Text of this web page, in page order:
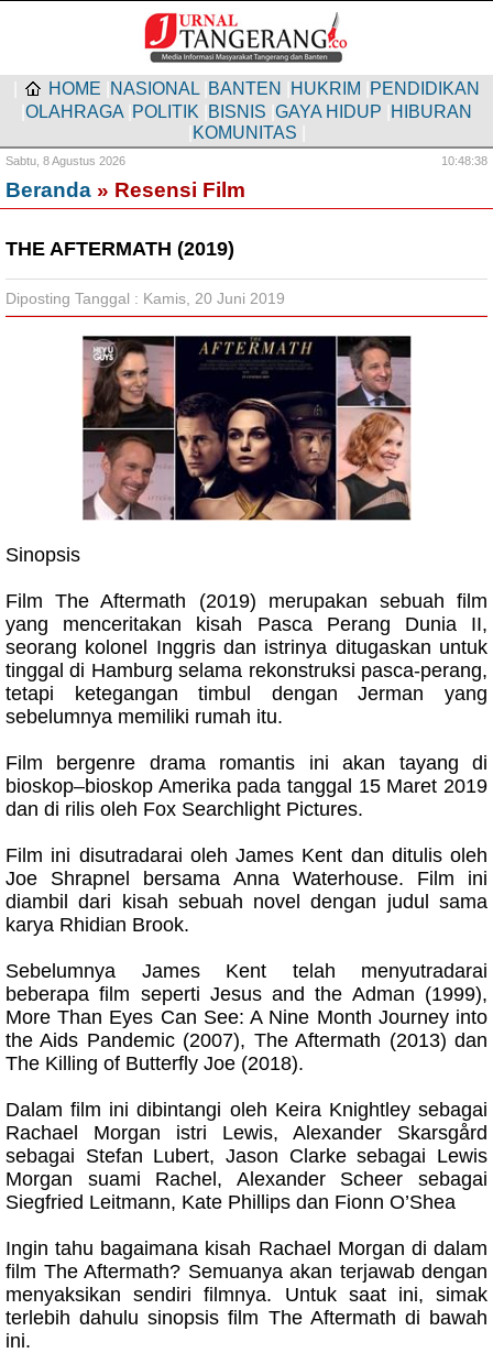
HOME NASIONAL BANTEN HUKRIM PENDIDIKAN
OLAHRAGA POLITIK BISNIS GAYA HIDUP HIBURAN
KOMUNITAS
Sabtu, 8 Agustus 2026 10:48:39
Beranda » Resensi Film
THE AFTERMATH (2019)
Diposting Tanggal : Kamis, 20 Juni 2019
Sinopsis
Film The Aftermath (2019) merupakan sebuah film
yang menceritakan kisah Pasca Perang Dunia II,
seorang kolonel Inggris dan istrinya ditugaskan untuk
tinggal di Hamburg selama rekonstruksi pasca-perang,
tetapi ketegangan timbul dengan Jerman yang
sebelumnya memiliki rumah itu.
Film bergenre drama romantis ini akan tayang di
bioskop–bioskop Amerika pada tanggal 15 Maret 2019
dan di rilis oleh Fox Searchlight Pictures.
Film ini disutradarai oleh James Kent dan ditulis oleh
Joe Shrapnel bersama Anna Waterhouse. Film ini
diambil dari kisah sebuah novel dengan judul sama
karya Rhidian Brook.
Sebelumnya James Kent telah menyutradarai
beberapa film seperti Jesus and the Adman (1999),
More Than Eyes Can See: A Nine Month Journey into
the Aids Pandemic (2007), The Aftermath (2013) dan
The Killing of Butterfly Joe (2018).
Dalam film ini dibintangi oleh Keira Knightley sebagai
Rachael Morgan istri Lewis, Alexander Skarsgård
sebagai Stefan Lubert, Jason Clarke sebagai Lewis
Morgan suami Rachel, Alexander Scheer sebagai
Siegfried Leitmann, Kate Phillips dan Fionn O’Shea
Ingin tahu bagaimana kisah Rachael Morgan di dalam
film The Aftermath? Semuanya akan terjawab dengan
menyaksikan sendiri filmnya. Untuk saat ini, simak
terlebih dahulu sinopsis film The Aftermath di bawah
ini.